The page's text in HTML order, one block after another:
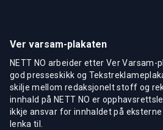
Ver varsam-plakaten
NETT NO arbeider etter Ver
god presseskikk og
skilje mellom redaksjonelt stoff og
innhald på NETT NO er
ikkje ansvar for innhaldet på
lenka til.